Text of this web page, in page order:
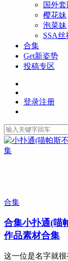
国外套
樱花妹
泡菜妹
SSA丝
合集
Get新姿势
投稿专区
登录注册
合集
合集小扑通(喵
作品素材合集
这一位是名字就